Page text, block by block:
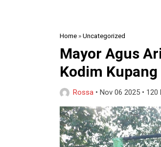
Home »Uncategorized
Mayor Agus
Kodim Kupang
Rossa • Nov 06 2025 • 120